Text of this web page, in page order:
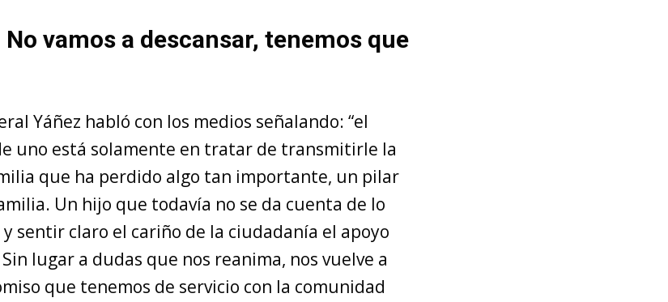
No vamos a descansar, tenemos que
Yáñez habló con los medios señalando: “el
uno está solamente en tratar de transmitirle la
que ha perdido algo tan importante, un pilar
Un hijo que todavía no se da cuenta de lo
sentir claro el cariño de la ciudadanía el apoyo
lugar a dudas que nos reanima, nos vuelve a
que tenemos de servicio con la comunidad